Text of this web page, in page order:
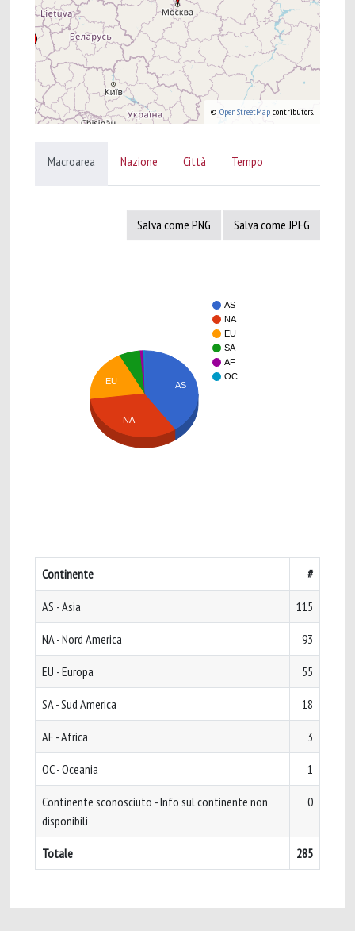
© OpenStreetMap contributors.
Macroarea Nazione Città Tempo
Salva come PNG Salva come JPEG
AS
NA
EU
SA
AF
OC
AS
EU
NA
Continente #
AS - Asia 115
NA - Nord America 93
EU - Europa 55
SA - Sud America 18
AF - Africa 3
OC - Oceania 1
Continente sconosciuto - Info sul continente non
disponibili
0
Totale 285